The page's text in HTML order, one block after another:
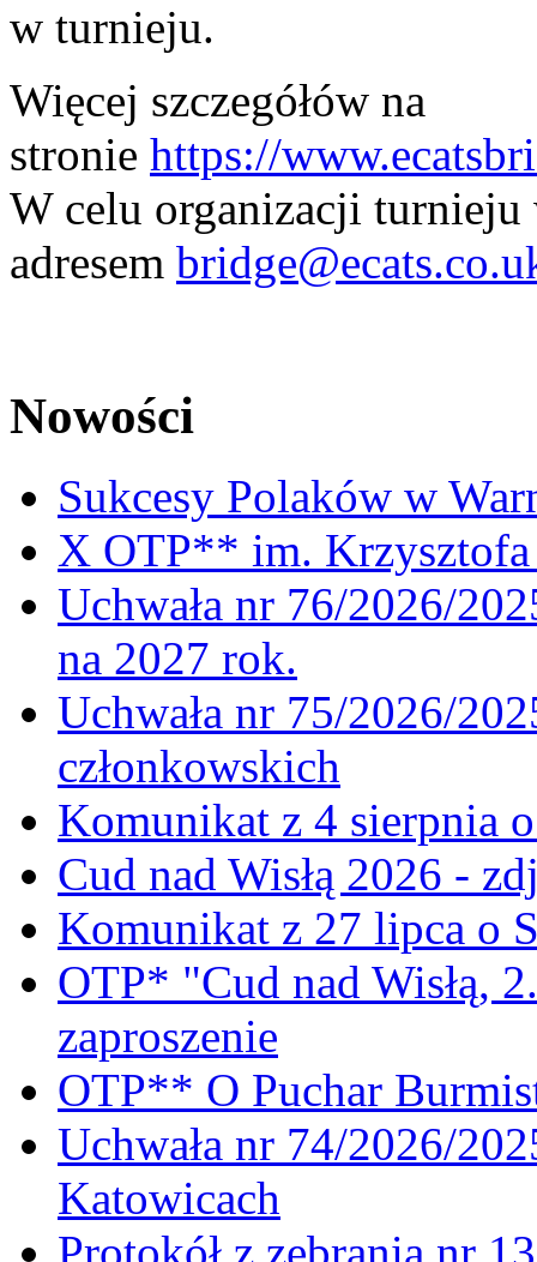
w turnieju.
Więcej szczegółów na
stronie https://
W celu organizacji
adresem
Nowości
Sukcesy Polaków w
X OTP** im. Krzysztofa
Uchwała nr 76/2026/
na 2027 rok.
Uchwała nr 75/2026/
członkowskich
Komunikat z 4 sierpnia
Cud nad Wisłą 2026 -
Komunikat z 27 lipca o
OTP* "Cud nad Wisłą,
zaproszenie
OTP** O Puchar
Uchwała nr 74/2026/
Katowicach